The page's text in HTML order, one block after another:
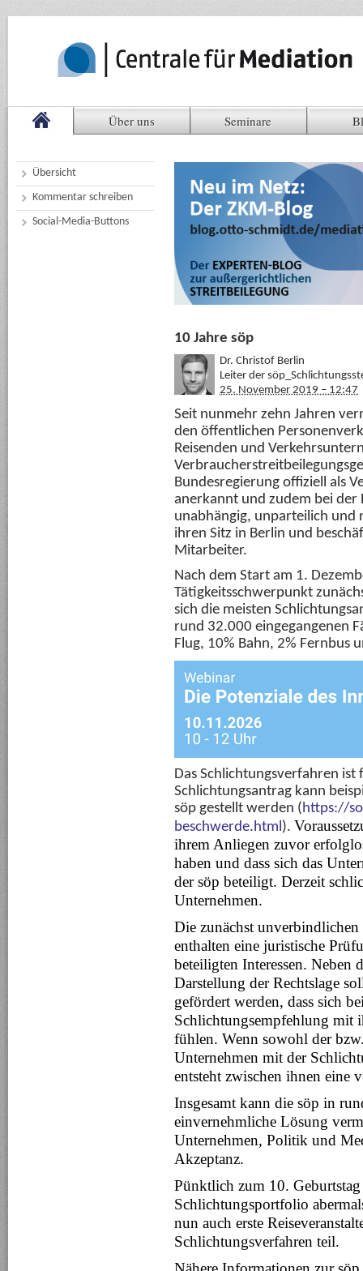
Über uns Seminare
Übersicht
Kommentar schreiben
Social-Media-Buttons
10 Jahre söp
Dr. Christof Berlin
Leiter der
25. November 2019 – 12:47
Seit nunmehr zehn Jahren
den öffentlichen
Reisenden und
Bundesregierung offiziell als
anerkannt und zudem bei der
unabhängig, unparteilich und
ihren Sitz in Berlin und
Mitarbeiter.
Nach dem Start am 1.
Tätigkeitsschwerpunkt
sich die meisten
rund 32.000 eingegangenen
Flug, 10% Bahn, 2% Fernbus
Das Schlichtungsverfahren ist
Schlichtungsantrag kann
söp gestellt werden (https://
beschwerde.html).
ihrem Anliegen zuvor
haben und dass sich das
der söp beteiligt. Derzeit
Unternehmen.
Die zunächst
enthalten eine juristische
beteiligten Interessen. Neben
Darstellung der Rechtslage
gefördert werden, dass sich
Schlichtungsempfehlung mit
fühlen. Wenn sowohl der
Unternehmen mit der
entsteht zwischen ihnen eine
Insgesamt kann die söp in
einvernehmliche Lösung
Unternehmen, Politik und
Akzeptanz.
Pünktlich zum 10.
Schlichtungsportfolio
nun auch erste
Schlichtungsverfahren teil.